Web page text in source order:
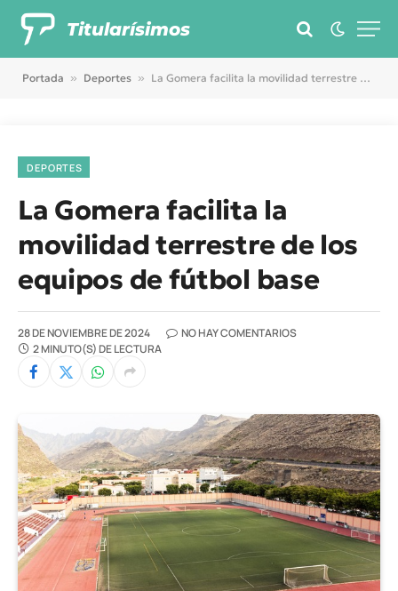
Titularísimos
Portada » Deportes » La Gomera facilita la movilidad terrestre de los equipos de fútbol base
DEPORTES
La Gomera facilita la
movilidad terrestre de los
equipos de fútbol base
28 DE NOVIEMBRE DE 2024
NO HAY COMENTARIOS
2 MINUTO(S) DE LECTURA